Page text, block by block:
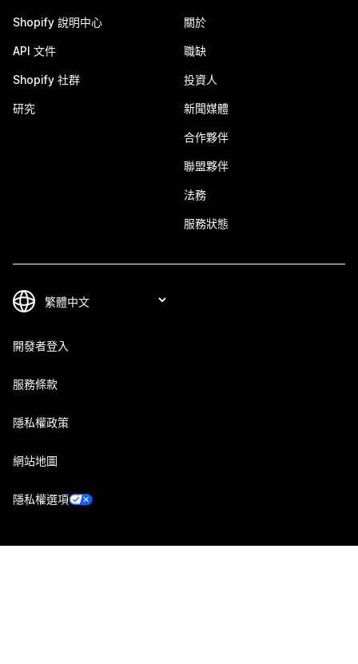
Shopify 說明中心
API 文件
Shopify 社群
研究
關於
職缺
投資人
新聞媒體
合作夥伴
聯盟夥伴
法務
服務狀態
開發者登入
服務條款
隱私權政策
網站地圖
隱私權選項